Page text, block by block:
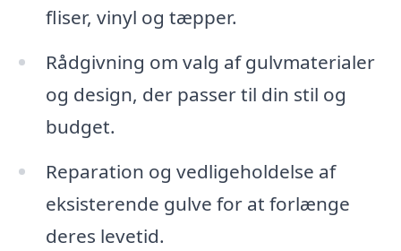
fliser, vinyl og tæpper.
Rådgivning om valg af gulvmaterialer
og design, der passer til din stil og
budget.
Reparation og vedligeholdelse af
eksisterende gulve for at forlænge
deres levetid.